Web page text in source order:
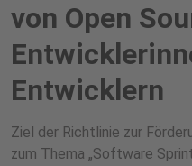
von Open
Entwicklern
Ziel der Richtlinie zur
zum Thema „Software